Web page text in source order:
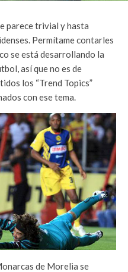
parece trivial y hasta
Permítame contarles
se está desarrollando la
así que no es de
los “Trend Topics”
con ese tema.
de Morelia se